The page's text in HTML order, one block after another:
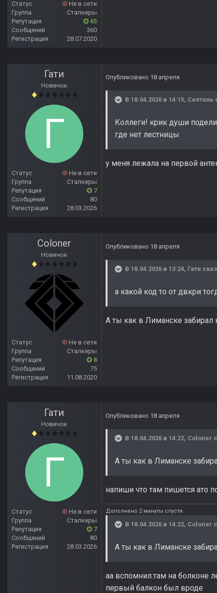
Статус
Не в сети
Группа
Сталкеры
Репутация
65
Сообщений
360
Регистрация
28.07.2020
Гати
Новичок
Статус
Не в сети
Группа
Сталкеры
Репутация
7
Сообщений
80
Регистрация
28.03.2026
Опубликовано 18 апреля
В 18.04.2026 в 14:15, Сеятель
Коллеги! крик души
где нет лестницы
у меня лежала на первой
Coloner
Новичок
Статус
Не в сети
Группа
Сталкеры
Репутация
8
Сообщений
75
Регистрация
11.08.2020
Опубликовано 18 апреля
В 18.04.2026 в 13:24, Гати
а какой код то от двкри
А ты как в Лиманске забирал
Гати
Новичок
Статус
Не в сети
Группа
Сталкеры
Репутация
7
Сообщений
80
Регистрация
28.03.2026
Опубликовано 18 апреля
В 18.04.2026 в 14:22, Coloner
А ты как в Лиманске
напиши что там пишется ато
Дополнено 2 минуты спустя
В 18.04.2026 в 14:22, Coloner
А ты как в Лиманске
аа вспомнил.там на болконе
первый балкон был вроде